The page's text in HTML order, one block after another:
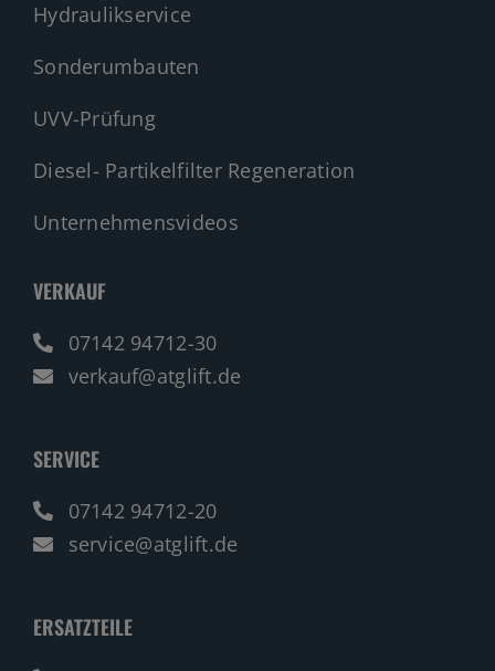
Hydraulikservice
Sonderumbauten
UVV-Prüfung
Diesel- Partikelfilter Regeneration
Unternehmensvideos
VERKAUF
07142 94712-30
verkauf@atglift.de
SERVICE
07142 94712-20
service@atglift.de
ERSATZTEILE